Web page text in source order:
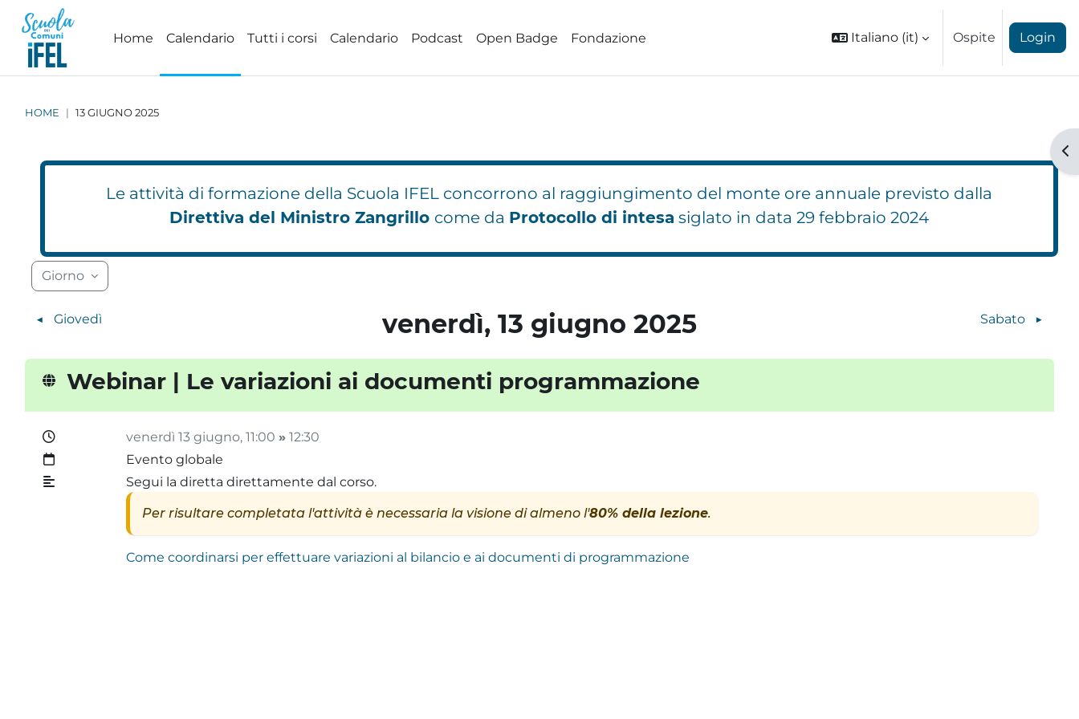
Vai al contenuto principale
Home
Calendario Tutti i corsi Calendario Podcast Open Badge Fondazione Italiano ‎(it)‎ Ospite Login
HOME 13 GIUGNO 2025
Le attività di formazione della Scuola IFEL concorrono al raggiungimento del monte ore annuale previsto dalla
Direttiva del Ministro Zangrillo come da Protocollo di intesa siglato in data 29 febbraio 2024
Blocchi
Blocchi
Blocchi
Blocchi
Blocchi
Blocchi
Blocchi
Blocchi
Blocchi
Blocchi
Blocchi
Blocchi
Giorno
◀︎ Giovedì venerdì, 13 giugno 2025 Sabato ▶︎
Webinar | Le variazioni ai documenti programmazione
venerdì 13 giugno, 11:00 » 12:30
Evento globale
Segui la diretta direttamente dal corso.
Per risultare completata l'attività è necessaria la visione di almeno l'80% della lezione.
Come coordinarsi per effettuare variazioni al bilancio e ai documenti di programmazione